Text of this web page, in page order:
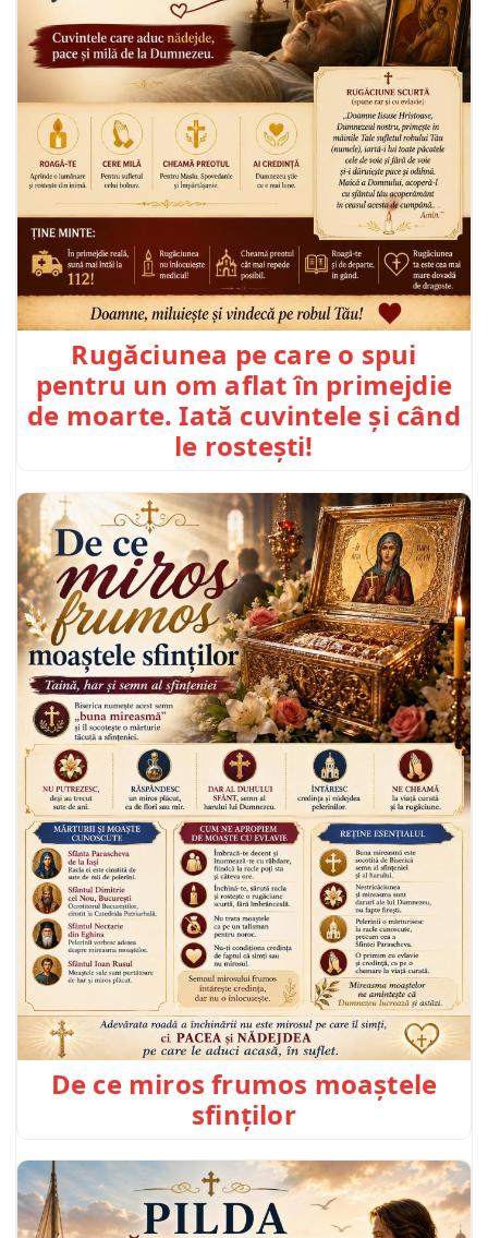
Rugăciunea pe care o spui
pentru un om aflat în primejdie
de moarte. Iată cuvintele și când
le rostești!
De ce miros frumos moaștele
sfinților